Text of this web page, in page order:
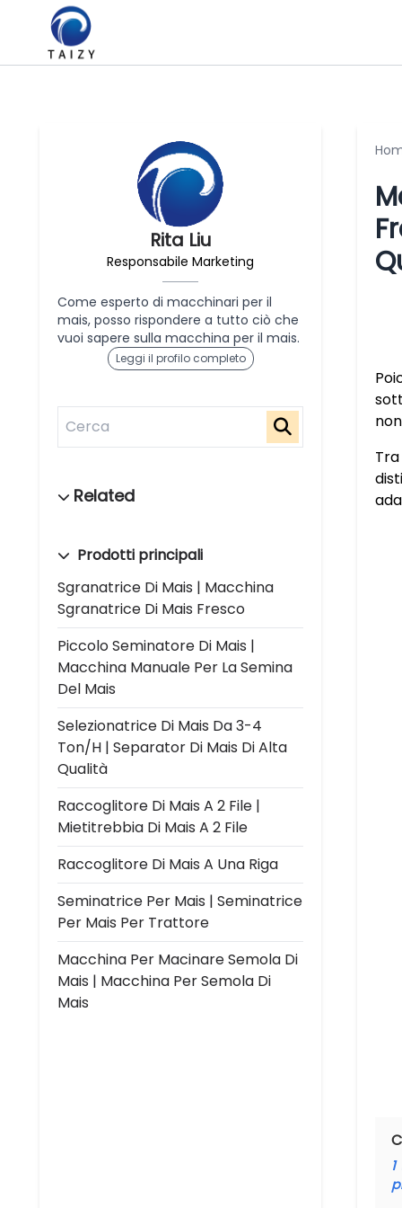
Rita Liu
Responsabile Marketing
Come esperto di macchinari per il
mais, posso rispondere a tutto ciò che
vuoi sapere sulla macchina per il mais.
Leggi il profilo completo
Prodotti principali
Sgranatrice Di Mais | Macchina
Sgranatrice Di Mais Fresco
Piccolo Seminatore Di Mais |
Macchina Manuale Per La Semina
Del Mais
Selezionatrice Di Mais Da 3-4
Ton/h | Separator Di Mais Di Alta
Qualità
Raccoglitore Di Mais A 2 File |
Mietitrebbia Di Mais A 2 File
Raccoglitore Di Mais A Una Riga
Seminatrice Per Mais | Seminatrice
Per Mais Per Trattore
Macchina Per Macinare Semola Di
Mais | Macchina Per Semola Di
Mais
1